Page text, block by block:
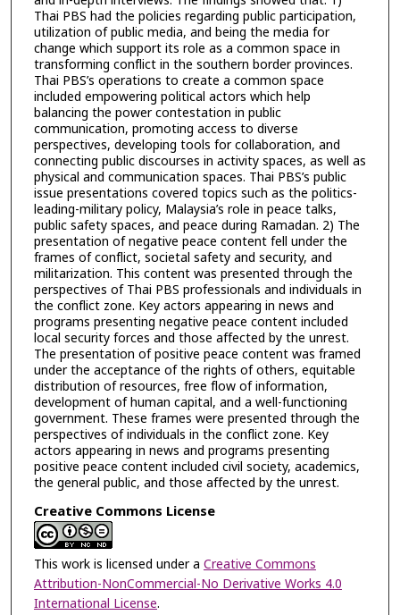
Thai PBS had the policies regarding public participation,
utilization of public media, and being the media for
change which support its role as a common space in
transforming conflict in the southern border provinces.
Thai PBS’s operations to create a common space
included empowering political actors which help
balancing the power contestation in public
communication, promoting access to diverse
perspectives, developing tools for collaboration, and
connecting public discourses in activity spaces, as well as
physical and communication spaces. Thai PBS’s public
issue presentations covered topics such as the politics-
leading-military policy, Malaysia’s role in peace talks,
public safety spaces, and peace during Ramadan. 2) The
presentation of negative peace content fell under the
frames of conflict, societal safety and security, and
militarization. This content was presented through the
perspectives of Thai PBS professionals and individuals in
the conflict zone. Key actors appearing in news and
programs presenting negative peace content included
local security forces and those affected by the unrest.
The presentation of positive peace content was framed
under the acceptance of the rights of others, equitable
distribution of resources, free flow of information,
development of human capital, and a well-functioning
government. These frames were presented through the
perspectives of individuals in the conflict zone. Key
actors appearing in news and programs presenting
positive peace content included civil society, academics,
the general public, and those affected by the unrest.
Creative Commons License
This work is licensed under a Creative Commons
Attribution-NonCommercial-No Derivative Works 4.0
International License.